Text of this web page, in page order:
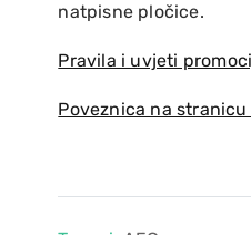
natpisne pločice.
Pravila i uvjeti
Poveznica na